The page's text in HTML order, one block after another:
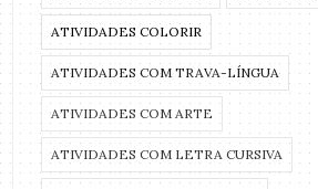
ATIVIDADES COLORIR
ATIVIDADES COM TRAVA-LÍNGUA
ATIVIDADES COM ARTE
ATIVIDADES COM LETRA CURSIVA